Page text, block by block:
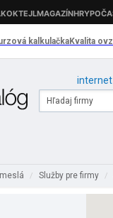
internet
/ Služby pre firmy /